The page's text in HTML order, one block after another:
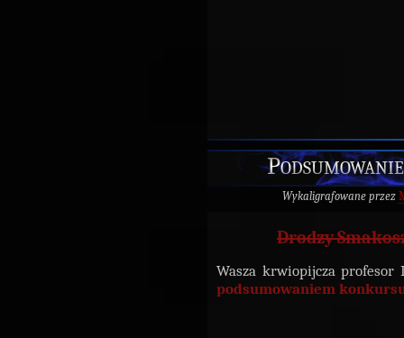
Wykaligrafowane przez
Drodzy
Wasza krwiopijcza
podsumowaniem